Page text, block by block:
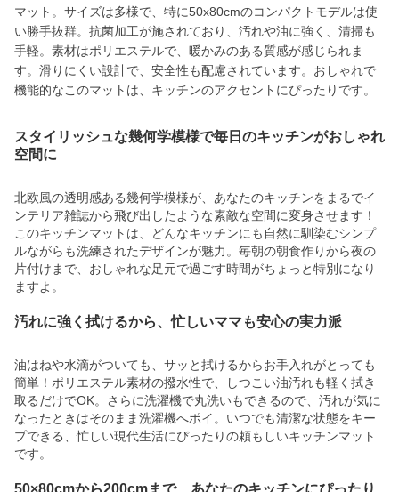
マット。サイズは多様で、特に50x80cmのコンパクトモデルは使
い勝手抜群。抗菌加工が施されており、汚れや油に強く、清掃も
手軽。素材はポリエステルで、暖かみのある質感が感じられま
す。滑りにくい設計で、安全性も配慮されています。おしゃれで
機能的なこのマットは、キッチンのアクセントにぴったりです。
スタイリッシュな幾何学模様で毎日のキッチンがおしゃれ
空間に
北欧風の透明感ある幾何学模様が、あなたのキッチンをまるでイ
ンテリア雑誌から飛び出したような素敵な空間に変身させます！
このキッチンマットは、どんなキッチンにも自然に馴染むシンプ
ルながらも洗練されたデザインが魅力。毎朝の朝食作りから夜の
片付けまで、おしゃれな足元で過ごす時間がちょっと特別になり
ますよ。
汚れに強く拭けるから、忙しいママも安心の実力派
油はねや水滴がついても、サッと拭けるからお手入れがとっても
簡単！ポリエステル素材の撥水性で、しつこい油汚れも軽く拭き
取るだけでOK。さらに洗濯機で丸洗いもできるので、汚れが気に
なったときはそのまま洗濯機へポイ。いつでも清潔な状態をキー
プできる、忙しい現代生活にぴったりの頼もしいキッチンマット
です。
50×80cmから200cmまで、あなたのキッチンにぴったり